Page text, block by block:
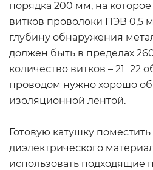
порядка 200 мм, на
витков проволоки ПЭВ 0,5
глубину обнаружения
должен быть в пределах
количество витков – 21−22
проводом нужно хорошо
изоляционной лентой.
Готовую катушку
диэлектрического
использовать подходящие